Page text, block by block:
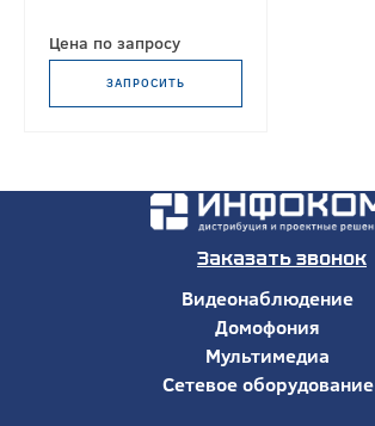
Цена по запросу
ЗАПРОСИТЬ
Заказать звонок
Видеонаблюдение
Домофония
Мультимедиа
Сетевое оборудование